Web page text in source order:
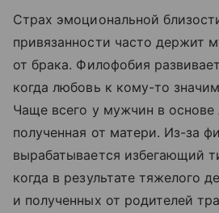
Страх эмоциональной
привязанности часто держит
от брака. Филофобия
когда любовь к кому-то
Чаще всего у мужчин в основе
полученная от матери. Из-за
вырабатывается избегающий
когда в результате тяжелого
и полученных от родителей